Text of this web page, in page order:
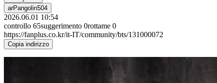
arPangolin504
2026.06.01 10:54
controllo 65suggerimento 0rottame 0
https://fanplus.co.kr/it-IT/community/bts/131000072
Copia indirizzo